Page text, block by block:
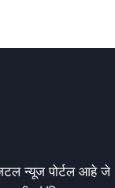
न्यूज पोर्टल आहे जे